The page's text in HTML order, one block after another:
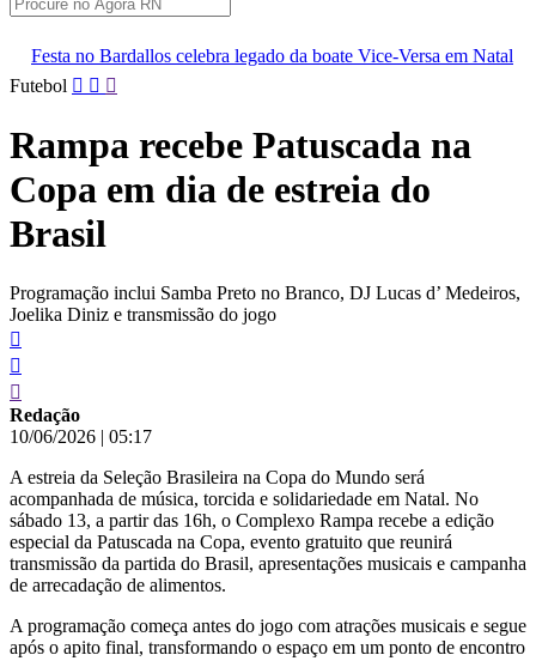
celebra legado da boate Vice-Versa em Natal
Documentário
Pular
conteúdo
Futebol
Rampa recebe Patuscada na
Copa em dia de estreia do
Brasil
Programação inclui Samba Preto no Branco, DJ Lucas d’ Medeiros,
Joelika Diniz e transmissão do jogo
Redação
10/06/2026 | 05:17
A estreia da Seleção Brasileira na Copa do Mundo será
acompanhada de música, torcida e solidariedade em Natal. No
sábado 13, a partir das 16h, o Complexo Rampa recebe a edição
especial da Patuscada na Copa, evento gratuito que reunirá
transmissão da partida do Brasil, apresentações musicais e campanha
de arrecadação de alimentos.
A programação começa antes do jogo com atrações musicais e segue
após o apito final, transformando o espaço em um ponto de encontro